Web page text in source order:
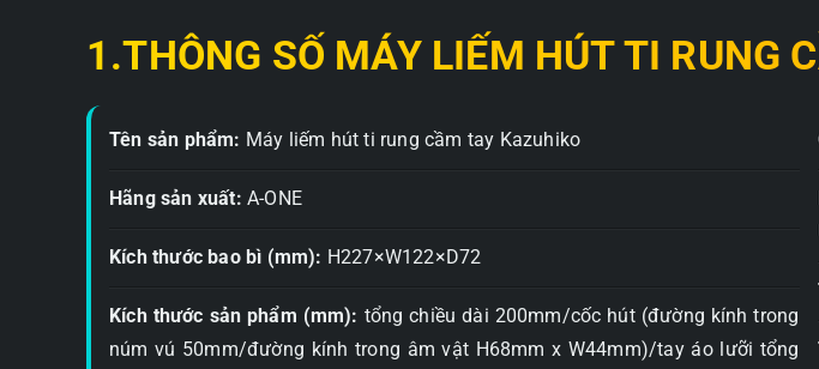
1.THÔNG SỐ MÁY LIẾM HÚT TI RUNG
Tên sản phẩm: Máy liếm hút ti rung cầm tay Kazuhiko
Hãng sản xuất: A-ONE
Kích thước bao bì (mm): H227×W122×D72
Kích thước sản phẩm (mm): tổng chiều dài 200mm/cốc hút (đường kính trong
núm vú 50mm/đường kính trong âm vật H68mm x W44mm)/tay áo lưỡi tổng